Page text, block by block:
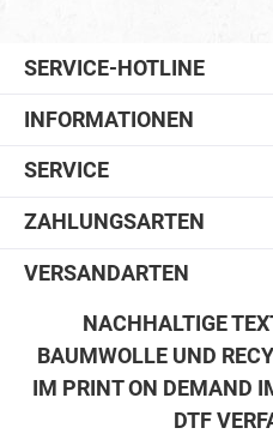
SERVICE-HOTLINE
INFORMATIONEN
SERVICE
ZAHLUNGSARTEN
VERSANDARTEN
NACHHALTIGE
BAUMWOLLE UND
IM PRINT ON DEMAND
DTF